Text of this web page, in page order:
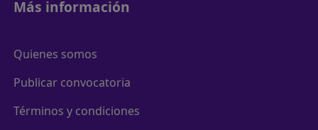
Más información
Quienes somos
Publicar convocatoria
Términos y condiciones